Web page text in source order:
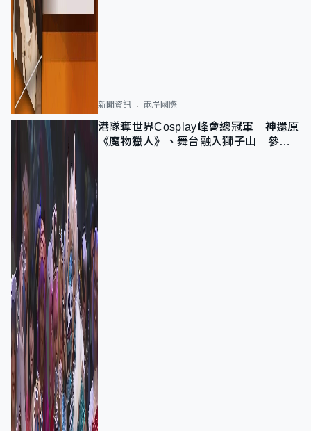
新聞資訊 兩岸國際
港隊奪世界Cosplay峰會總冠軍 神還原
《魔物獵人》、舞台融入獅子山 參賽